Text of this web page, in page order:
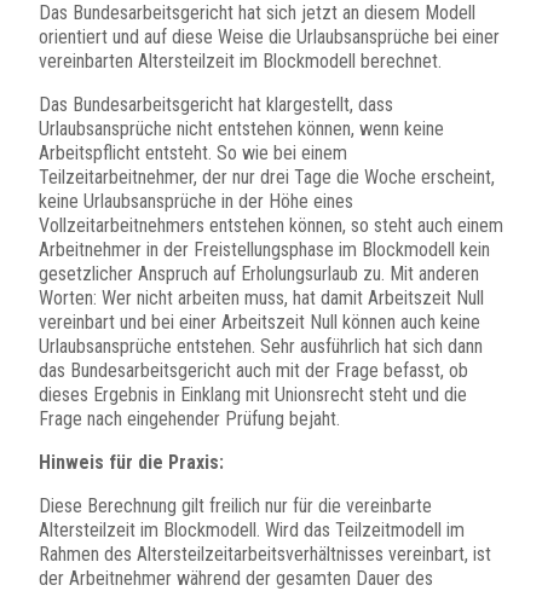
Das Bundesarbeitsgericht hat sich jetzt an diesem Modell
orientiert und auf diese Weise die Urlaubsansprüche bei einer
vereinbarten Altersteilzeit im Blockmodell berechnet.
Das Bundesarbeitsgericht hat klargestellt, dass
Urlaubsansprüche nicht entstehen können, wenn keine
Arbeitspflicht entsteht. So wie bei einem
Teilzeitarbeitnehmer, der nur drei Tage die Woche erscheint,
keine Urlaubsansprüche in der Höhe eines
Vollzeitarbeitnehmers entstehen können, so steht auch einem
Arbeitnehmer in der Freistellungsphase im Blockmodell kein
gesetzlicher Anspruch auf Erholungsurlaub zu. Mit anderen
Worten: Wer nicht arbeiten muss, hat damit Arbeitszeit Null
vereinbart und bei einer Arbeitszeit Null können auch keine
Urlaubsansprüche entstehen. Sehr ausführlich hat sich dann
das Bundesarbeitsgericht auch mit der Frage befasst, ob
dieses Ergebnis in Einklang mit Unionsrecht steht und die
Frage nach eingehender Prüfung bejaht.
Hinweis für die Praxis:
Diese Berechnung gilt freilich nur für die vereinbarte
Altersteilzeit im Blockmodell. Wird das Teilzeitmodell im
Rahmen des Altersteilzeitarbeitsverhältnisses vereinbart, ist
der Arbeitnehmer während der gesamten Dauer des